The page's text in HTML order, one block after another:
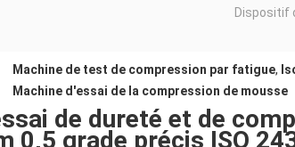
Dispositif
Machine de test de compression par fatigue,
Machine d'essai de la compression de mousse
de dureté et de
0,5 grade précis ISO